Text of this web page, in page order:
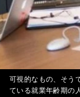
可視的なもの、そう
ている就業年齢期の